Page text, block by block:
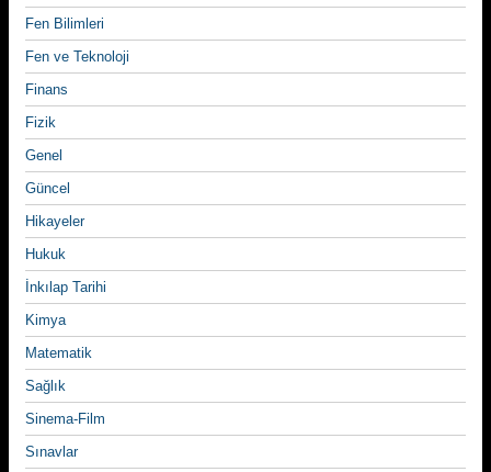
Fen Bilimleri
Fen ve Teknoloji
Finans
Fizik
Genel
Güncel
Hikayeler
Hukuk
İnkılap Tarihi
Kimya
Matematik
Sağlık
Sinema-Film
Sınavlar